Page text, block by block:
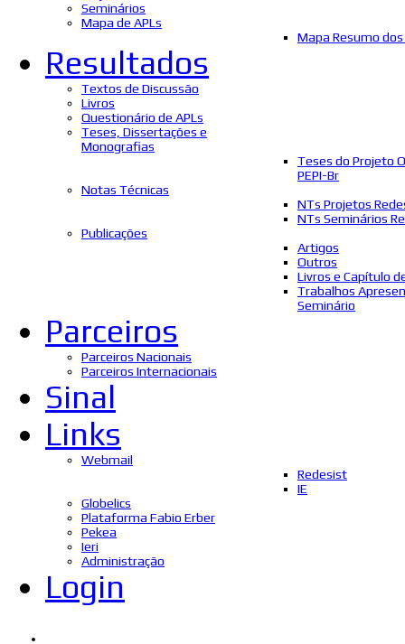
Seminários
Mapa de APLs
Mapa Resumo dos
Resultados
Textos de Discussão
Livros
Questionário de APLs
Teses, Dissertações e
Monografias
Teses do Projeto
PEPI-Br
Notas Técnicas
NTs Projetos
NTs Seminários
Publicações
Artigos
Outros
Livros e Capítulo
Trabalhos
Seminário
Parceiros
Parceiros Nacionais
Parceiros Internacionais
Sinal
Links
Webmail
Redesist
IE
Globelics
Plataforma Fabio Erber
Pekea
Ieri
Administração
Login